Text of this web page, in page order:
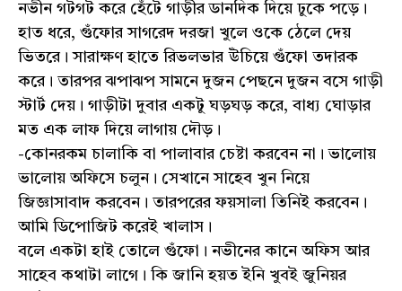
নভীন গটগট করে হেঁটে গাড়ীর ডানদিক দিয়ে ঢুকে পড়ে।
হাত ধরে, গুঁফোর সাগরেদ দরজা খুলে ওকে ঠেলে দেয়
ভিতরে। সারাক্ষণ হাতে রিভলভার উঁচিয়ে গুঁফো তদারক
করে। তারপর ঝপাঝপ সামনে দুজন পেছনে দুজন বসে গাড়ী
স্টার্ট দেয়। গাড়ীটা দুবার একটু ঘড়ঘড় করে, বাধ্য ঘোড়ার
মত এক লাফ দিয়ে লাগায় দৌড়।
-কোনরকম চালাকি বা পালাবার চেষ্টা করবেন না। ভালোয়
ভালোয় অফিসে চলুন। সেখানে সাহেব খুন নিয়ে
জিজ্ঞাসাবাদ করবেন। তারপরের ফয়সালা তিনিই করবেন।
আমি ডিপোজিট করেই খালাস।
বলে একটা হাই তোলে গুঁফো। নভীনের কানে অফিস আর
সাহেব কথাটা লাগে। কি জানি হয়ত ইনি খুবই জুনিয়র